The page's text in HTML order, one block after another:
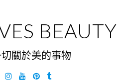
BEAUTY
關於美的事物
InstagramYouTubePinterest
Tumblr